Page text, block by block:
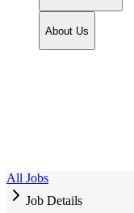
About Us
All Jobs
Job Details